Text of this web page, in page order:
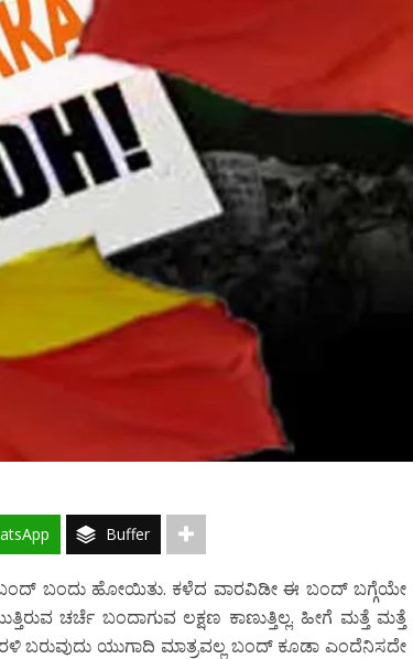
Buffer
ಬಂದ್ ಬಂದು ಹೋಯಿತು. ಕಳೆದ ವಾರವಿಡೀ ಈ ಬಂದ್‌ ಬಗ್ಗೆಯೇ
ಚರ್ಚೆ ಬಂದಾಗುವ ಲಕ್ಷಣ ಕಾಣುತ್ತಿಲ್ಲ. ಹೀಗೆ ಮತ್ತೆ ಮತ್ತೆ
ಬರುವುದು ಯುಗಾದಿ ಮಾತ್ರವಲ್ಲ ಬಂದ್ ಕೂಡಾ ಎಂದೆನಿಸದೇ